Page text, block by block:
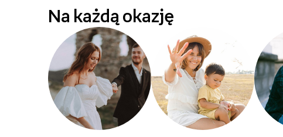
Na każdą okazję